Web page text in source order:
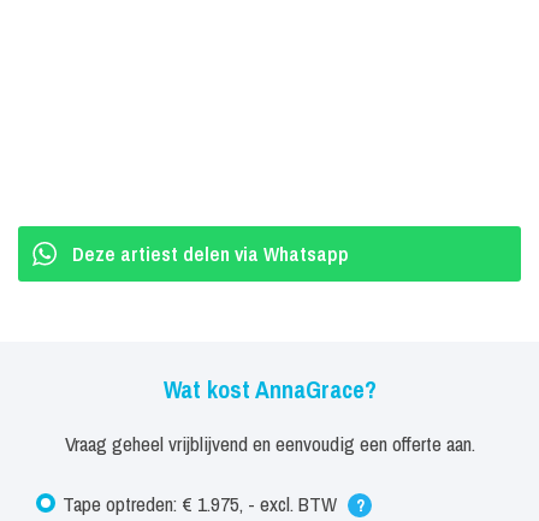
Deze artiest delen via Whatsapp
Wat kost AnnaGrace?
Vraag geheel vrijblijvend en eenvoudig een offerte aan.
Tape optreden: € 1.975, - excl. BTW ?